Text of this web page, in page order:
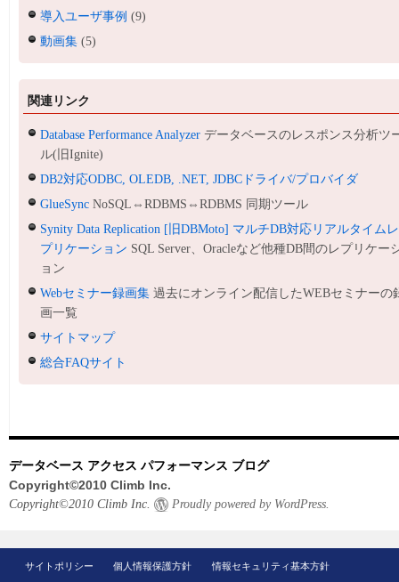
導入ユーザ事例 (9)
動画集 (5)
関連リンク
Database Performance Analyzer データベースのレスポンス分析ツ
ル(旧Ignite)
DB2対応ODBC, OLEDB, .NET, JDBCドライバ/プロバイダ
GlueSync NoSQL⇔RDBMS⇔RDBMS 同期ツール
Synity Data Replication [旧DBMoto] マルチDB対応リアルタイムレ
プリケーション SQL Server、Oracleなど他種DB間のレプリケー
ョン
Webセミナー録画集 過去にオンライン配信したWEBセミナーの
画一覧
サイトマップ
総合FAQサイト
データベース アクセス パフォーマンス ブログ
Copyright©2010 Climb Inc.
Copyright©2010 Climb Inc. Proudly powered by WordPress.
サイトポリシー 個人情報保護方針 情報セキュリティ基本方針